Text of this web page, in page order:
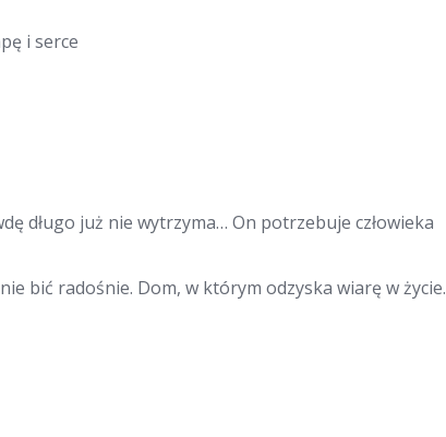
i serce
długo już nie wytrzyma… On potrzebuje człowieka
bić radośnie. Dom, w którym odzyska wiarę w życie.